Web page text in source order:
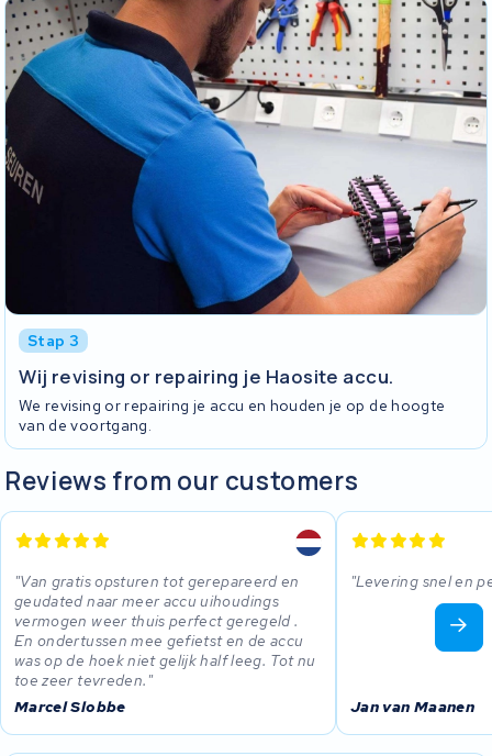
Stap 3
Wij revising or repairing je Haosite accu.
We revising or repairing je accu en houden je op de hoogte
van de voortgang.
Reviews from our customers
Van gratis opsturen tot gerepareerd en
geudated naar meer accu uihoudings
vermogen weer thuis perfect geregeld .
En ondertussen mee gefietst en de accu
was op de hoek niet gelijk half leeg. Tot nu
toe zeer tevreden.
Marcel Slobbe
Levering snel en
Jan van Maanen